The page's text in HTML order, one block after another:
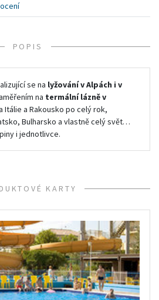
POPIS
se na lyžování v Alpách i v
na termální lázně v
Itálie a Rakousko po celý rok,
Bulharsko a vlastně celý svět…
i jednotlivce.
KARTY